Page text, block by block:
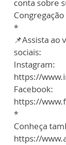
conta sobre
*
📌Assista ao
sociais:
Instagram:
https://
Facebook:
https://
*
Conheça
https://